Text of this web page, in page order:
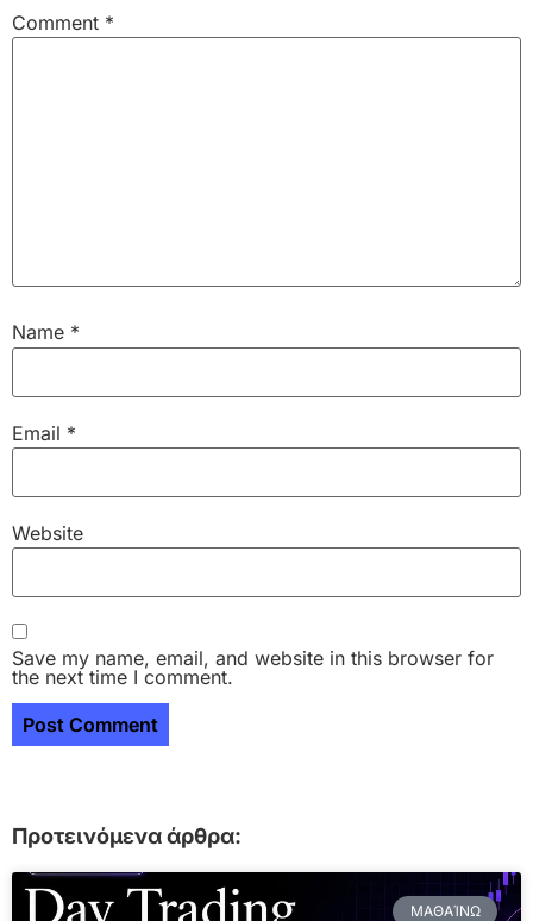
Comment *
Name *
Email *
Website
Save my name, email, and website in this browser for
the next time I comment.
Προτεινόμενα άρθρα:
ΜΑΘΑΊΝΩ